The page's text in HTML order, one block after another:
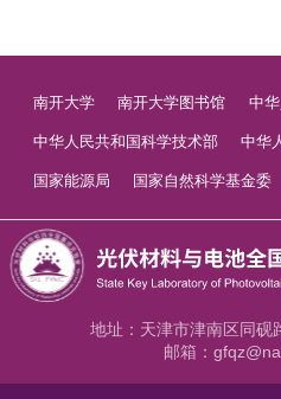
南开大学 南开大学图书馆 中
中华人民共和国科学技术部 中华
国家能源局 国家自然科学基金委
地址：天津市津南区同砚
邮箱：